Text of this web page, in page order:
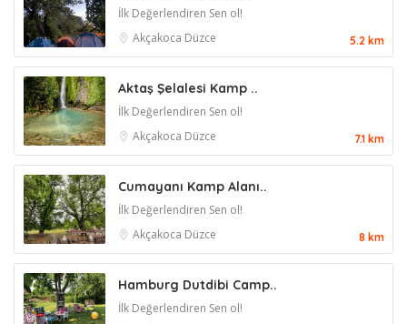
İlk Değerlendiren Sen ol!
Akçakoca Düzce 5.2 km
Aktaş Şelalesi Kamp ..
İlk Değerlendiren Sen ol!
Akçakoca Düzce 7.1 km
Cumayanı Kamp Alanı..
İlk Değerlendiren Sen ol!
Akçakoca Düzce 8 km
Hamburg Dutdibi Camp..
İlk Değerlendiren Sen ol!